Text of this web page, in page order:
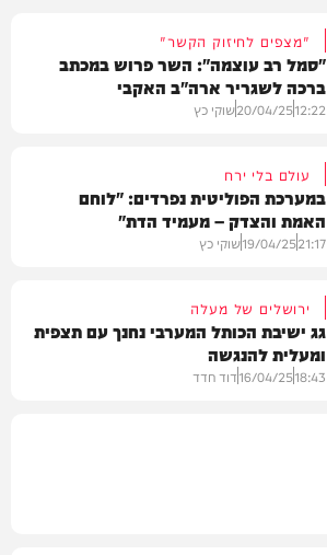
"מצפים לחיזוק הקשר"
"סמל רב עוצמה": השר פרוש במכתב
ברכה לשגריר ארה"ב האקבי
12:22
20/04/25שוקי כץ
עולם בלי ירח
במערכת הפוליטית נפרדים: "לוחם
האמת והצדק – מעמיד הדת"
21:17
19/04/25שוקי כץ
ירושלים של מעלה
גג ישיבת הכותל המערבי נחנך עם תצפית
ומעלית להנגשה
18:43
16/04/25דוד חדד